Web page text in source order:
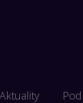
Aktuality